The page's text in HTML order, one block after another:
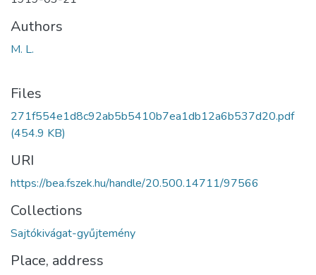
Authors
M. L.
Files
271f554e1d8c92ab5b5410b7ea1db12a6b537d20.pdf
(454.9 KB)
URI
https://bea.fszek.hu/handle/20.500.14711/97566
Collections
Sajtókivágat-gyűjtemény
Place, address